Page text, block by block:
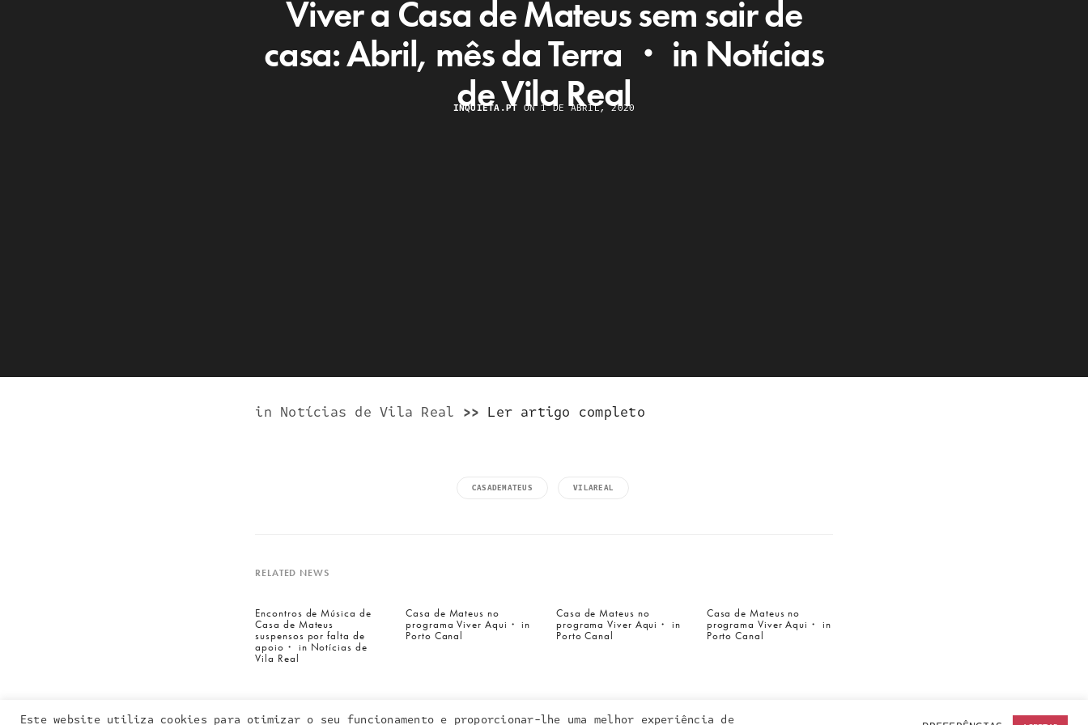
Viver a Casa de Mateus sem sair de
casa: Abril, mês da Terra ・ in Notícias
de Vila Real
INQUIETA.PT ON 1 DE ABRIL, 2020
in Notícias de Vila Real >> Ler artigo completo
CASADEMATEUS VILAREAL
RELATED NEWS
Encontros de Música de
Casa de Mateus
suspensos por falta de
apoio・ in Notícias de
Vila Real
Casa de Mateus no
programa Viver Aqui・ in
Porto Canal
Casa de Mateus no
programa Viver Aqui・ in
Porto Canal
Casa de Mateus no
programa Viver Aqui・ in
Porto Canal
o que fazemos
portefólio
Este website utiliza cookies para otimizar o seu funcionamento e proporcionar-lhe uma melhor experiência de